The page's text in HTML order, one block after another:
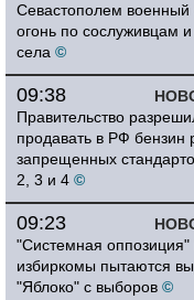
Севастополем военный
огонь по сослуживцам
села ©
09:38
Правительство
продавать в РФ бензин
запрещенных
2, 3 и 4 ©
09:23
"Системная оппозиция"
избиркомы пытаются
"Яблоко" с выборов ©